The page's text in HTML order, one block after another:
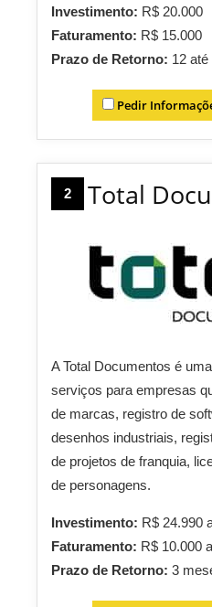
Investimento: R$ 20.000
Faturamento: R$ 15.000
Prazo de Retorno: 12
Pedir
2 Total
A Total Documentos é
serviços para empresas
de marcas, registro de
desenhos industriais,
de projetos de franquia,
de personagens.
Investimento: R$ 24.990
Faturamento: R$ 10.000
Prazo de Retorno: 3